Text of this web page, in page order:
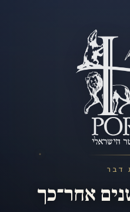
דבר
אחר־כך